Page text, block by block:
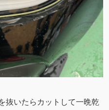
抜いたらカットして一晩乾